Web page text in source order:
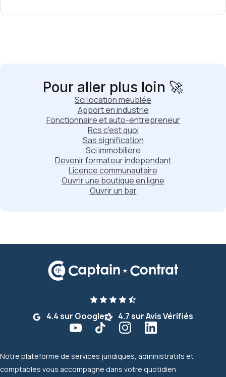
Pour aller plus loin 🚀
Sci location meublée
Apport en industrie
Fonctionnaire et auto-entrepreneur
Rcs c'est quoi
Sas signification
Sci immobilière
Devenir formateur indépendant
Licence communautaire
Ouvrir une boutique en ligne
Ouvrir un bar
4.4 sur Google 4.7 sur Avis Vérifiés
Notre plateforme de services juridiques, administratifs et
comptables vous accompagne dans votre quotidien